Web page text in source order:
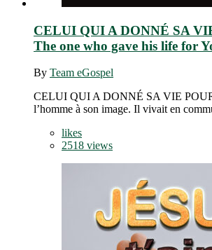
CELUI QUI A DONNÉ SA
The one who gave his life for
By Team eGospel
CELUI QUI A DONNÉ SA VIE
l’homme à son image. Il vivait en
likes
2518 views